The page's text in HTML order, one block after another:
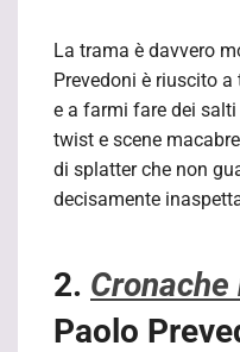
La trama è davvero
Prevedoni è riuscito
e a farmi fare dei
twist e scene
di splatter che non
decisamente
2.
Paolo